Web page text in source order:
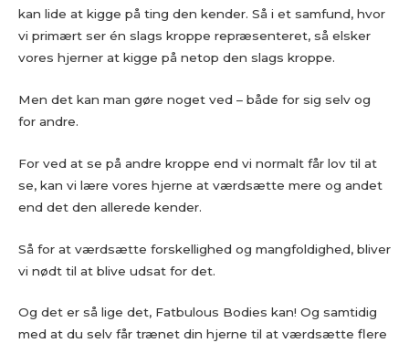
kan lide at kigge på ting den kender. Så i et samfund, hvor
vi primært ser én slags kroppe repræsenteret, så elsker
vores hjerner at kigge på netop den slags kroppe.
Men det kan man gøre noget ved – både for sig selv og
for andre.
For ved at se på andre kroppe end vi normalt får lov til at
se, kan vi lære vores hjerne at værdsætte mere og andet
end det den allerede kender.
Så for at værdsætte forskellighed og mangfoldighed, bliver
vi nødt til at blive udsat for det.
Og det er så lige det, Fatbulous Bodies kan! Og samtidig
med at du selv får trænet din hjerne til at værdsætte flere